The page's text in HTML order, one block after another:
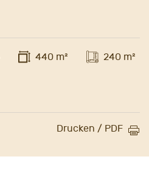
440 m² 240 m²
Drucken / PDF